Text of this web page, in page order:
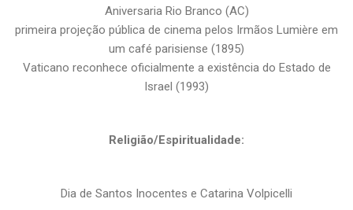
Aniversaria Rio Branco (AC)
primeira projeção pública de cinema pelos Irmãos Lumière em
um café parisiense (1895)
Vaticano reconhece oficialmente a existência do Estado de
Israel (1993)
Religião/Espiritualidade:
Dia de Santos Inocentes e Catarina Volpicelli